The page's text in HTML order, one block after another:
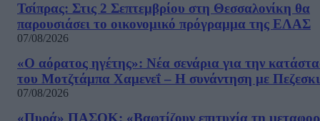
Τσίπρας: Στις 2 Σεπτεμβρίου στη Θεσσαλονίκη θα
παρουσιάσει το οικονομικό πρόγραμμα της ΕΛΑΣ
07/08/2026
«Ο αόρατος ηγέτης»: Νέα σενάρια για την
του Μοτζτάμπα Χαμενεΐ – Η συνάντηση με
07/08/2026
«Πυρά» ΠΑΣΟΚ: «Βαφτίζουν επιτυχία τη